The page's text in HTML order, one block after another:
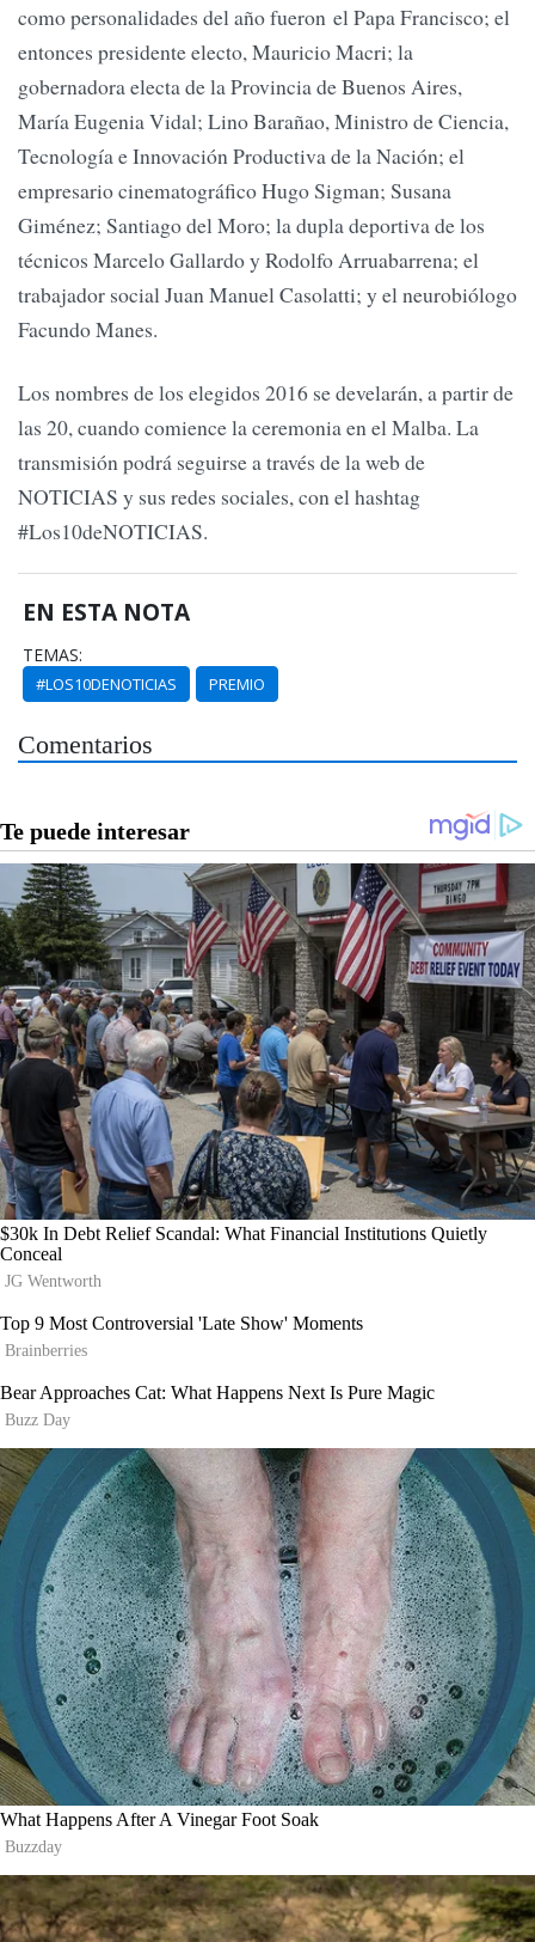
como personalidades del año fueron el Papa Francisco; el
entonces presidente electo, Mauricio Macri; la
gobernadora electa de la Provincia de Buenos Aires,
María Eugenia Vidal; Lino Barañao, Ministro de Ciencia,
Tecnología e Innovación Productiva de la Nación; el
empresario cinematográfico Hugo Sigman; Susana
Giménez; Santiago del Moro; la dupla deportiva de los
técnicos Marcelo Gallardo y Rodolfo Arruabarrena; el
trabajador social Juan Manuel Casolatti; y el neurobiólogo
Facundo Manes.
Los nombres de los elegidos 2016 se develarán, a partir de
las 20, cuando comience la ceremonia en el Malba. La
transmisión podrá seguirse a través de la web de
NOTICIAS y sus redes sociales, con el hashtag
#Los10deNOTICIAS.
EN ESTA NOTA
TEMAS:
#LOS10DENOTICIAS PREMIO
Comentarios